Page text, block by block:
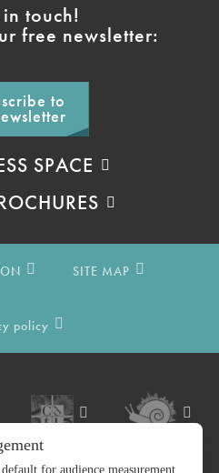
touch!
free newsletter:
to
SPACE
SITE MAP
policy
for audience measurement